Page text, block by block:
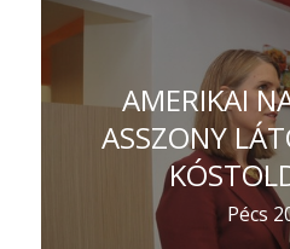
AMERIKAI
ASSZONY
Pécs